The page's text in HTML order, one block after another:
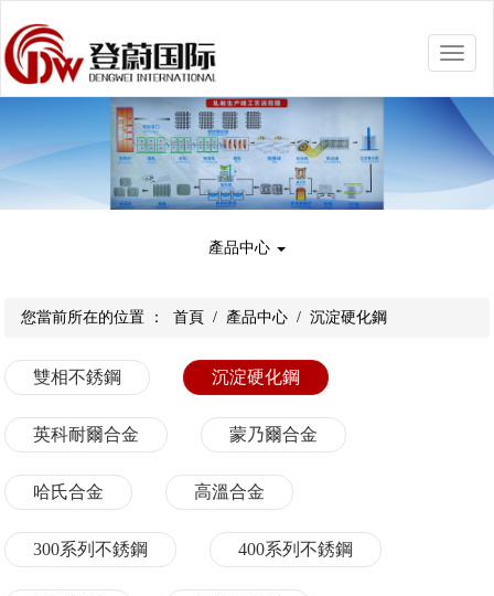
Toggle
產品中心
您當前所在的位置 ：首頁 / 產品中心 /沉淀硬化鋼
雙相不銹鋼 沉淀硬化鋼
英科耐爾合金 蒙乃爾合金
哈氏合金 高溫合金
300系列不銹鋼 400系列不銹鋼